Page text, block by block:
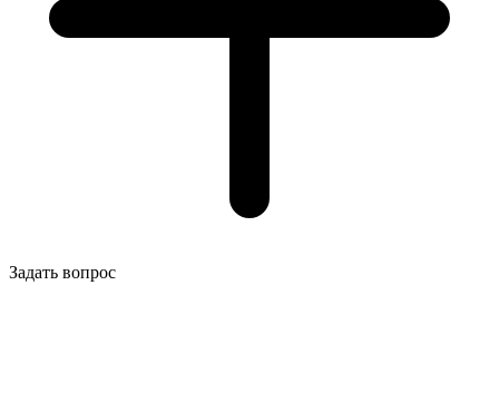
Задать вопрос